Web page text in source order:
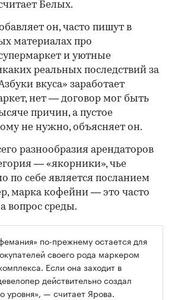
Белых.
он, часто пишут в
материалах про
и уютные
реальных последствий за
вкуса» заработает
нет — договор мог быть
причин, а пустое
не нужно, объясняет он.
разнообразия арендаторов
— «якорники», чье
по себе является посланием
марка кофейни — это часто
вопрос среды.
по-прежнему остается для
своего рода маркером
Если она заходит в
действительно создал
уровня», — считает Ярова.